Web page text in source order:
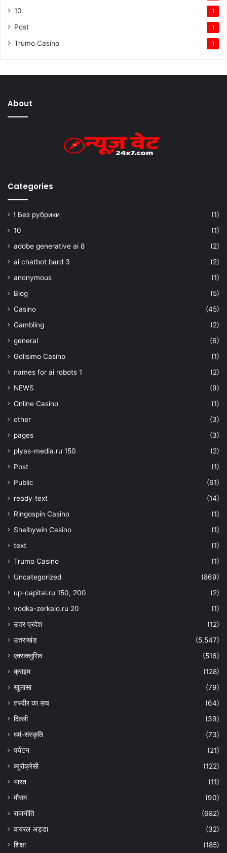
10 1
Post 1
Trumo Casino 1
About
Categories
! Без рубрики
(1)
10
(1)
adobe generative ai 8
(2)
ai chatbot bard 3
(2)
anonymous
(1)
Blog
(5)
Casino
(45)
Gambling
(2)
general
(6)
Golisimo Casino
(1)
names for ai robots 1
(2)
NEWS
(9)
Online Casino
(1)
other
(3)
pages
(3)
plyas-media.ru 150
(2)
Post
(1)
Public
(61)
ready_text
(14)
Ringospin Casino
(1)
Shelbywin Casino
(1)
text
(1)
Trumo Casino
(1)
Uncategorized
(869)
up-capital.ru 150, 200
(2)
vodka-zerkalo.ru 20
(1)
उत्तर प्रदेश
(12)
उत्तराखंड
(5,547)
एक्सक्लुसिव
(516)
क्राइम
(128)
खुलासा
(79)
तस्वीर का सच
(64)
दिल्ली
(39)
धर्म-संस्कृति
(73)
पर्यटन
(21)
ब्यूरोक्रेसी
(122)
भारत
(11)
मौसम
(90)
राजनीति
(682)
वायरल अड्डा
(32)
शिक्षा
(185)